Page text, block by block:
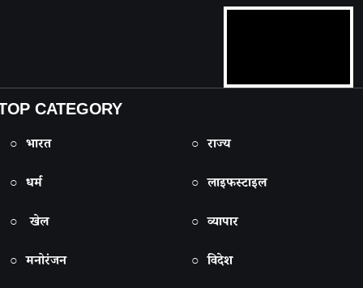
CATEGORY
○ भारत
○ राज्य
○ धर्म
○ लाइफस्टाइल
○ खेल
○ व्यापार
○ मनोरंजन
○ विदेश